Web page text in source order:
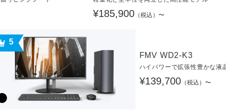
¥185,900 （税込）〜
5
FMV WD2-K3
ハイパワーで拡張性豊かな液
¥139,700（税込）〜